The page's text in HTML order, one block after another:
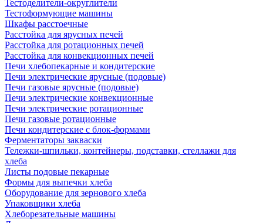
Тестоделители-округлители
Тестоформующие машины
Шкафы расстоечные
Расстойка для ярусных печей
Расстойка для ротационных печей
Расстойка для конвекционных печей
Печи хлебопекарные и кондитерские
Печи электрические ярусные (подовые)
Печи газовые ярусные (подовые)
Печи электрические конвекционные
Печи электрические ротационные
Печи газовые ротационные
Печи кондитерские с блок-формами
Ферментаторы закваски
Тележки-шпильки, контейнеры, подставки, стеллажи для
хлеба
Листы подовые пекарные
Формы для выпечки хлеба
Оборудование для зернового хлеба
Упаковщики хлеба
Хлеборезательные машины